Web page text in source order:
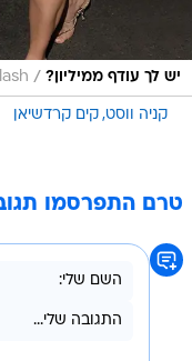
יש לך עודף ממיליון? /
קניה ווסט קים קרדשיאן
טרם התפרסמו